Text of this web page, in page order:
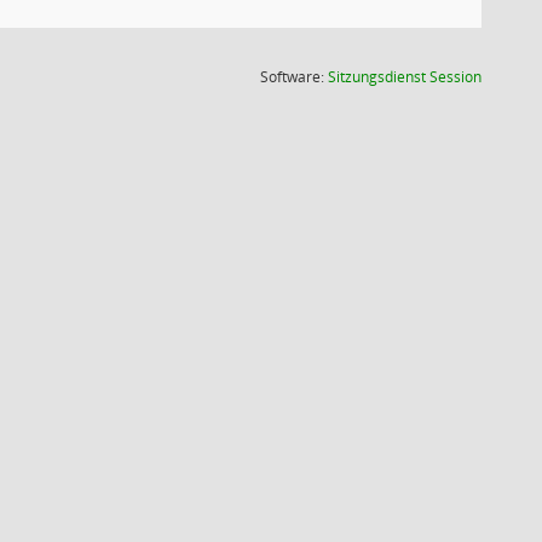
Software:SitzungsdienstSession(Wird in